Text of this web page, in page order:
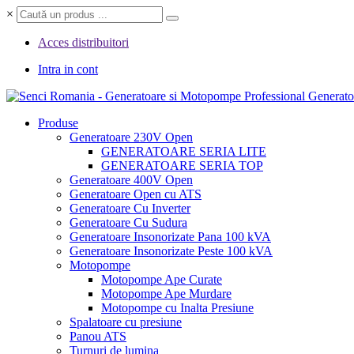
×
Acces distribuitori
Intra in cont
Professional
Produse
Generatoare 230V Open
GENERATOARE SERIA LITE
GENERATOARE SERIA TOP
Generatoare 400V Open
Generatoare Open cu ATS
Generatoare Cu Inverter
Generatoare Cu Sudura
Generatoare Insonorizate Pana 100 kVA
Generatoare Insonorizate Peste 100 kVA
Motopompe
Motopompe Ape Curate
Motopompe Ape Murdare
Motopompe cu Inalta Presiune
Spalatoare cu presiune
Panou ATS
Turnuri de lumina